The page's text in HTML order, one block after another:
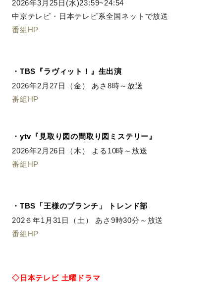
2026年3月25日(水)23:59~24:54
中京テレビ・日本テレビ系全国ネットで放送
番組HP
・TBS『ラヴィット！』生出演
2026年2月27日（金） あさ8時～放送
番組HP
・ytv『見取り図の間取り図ミステリー』
2026年2月26日（木） よる10時～放送
番組HP
・TBS「王様のブランチ」 トレンド部
202６年1月31日（土） あさ9時30分～放送
番組HP
◇日本テレビ 土曜ドラマ